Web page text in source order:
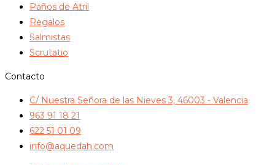
Paños de Atril
Regalos
Salmistas
Scrutatio
Contacto
C/ Nuestra Señora de las Nieves 3, 46003 - Valencia
963 91 18 21
622 51 01 09
info@aquedah.com